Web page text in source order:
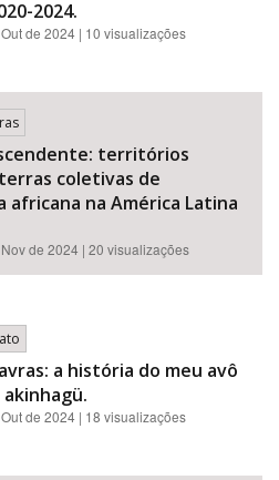
2024.
de 2024 | 10 visualizações
territórios
coletivas de
africana na América Latina
de 2024 | 20 visualizações
a história do meu avô
de 2024 | 18 visualizações